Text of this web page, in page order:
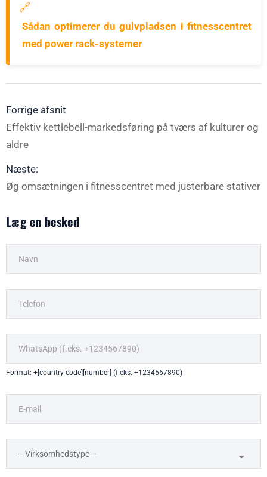
🔗
Sådan optimerer du gulvpladsen i fitnesscentret
med power rack-systemer
Forrige afsnit
Effektiv kettlebell-markedsføring på tværs af kulturer og
aldre
Næste:
Øg omsætningen i fitnesscentret med justerbare stativer
Læg en besked
Format: +[country code][number] (f.eks. +1234567890)